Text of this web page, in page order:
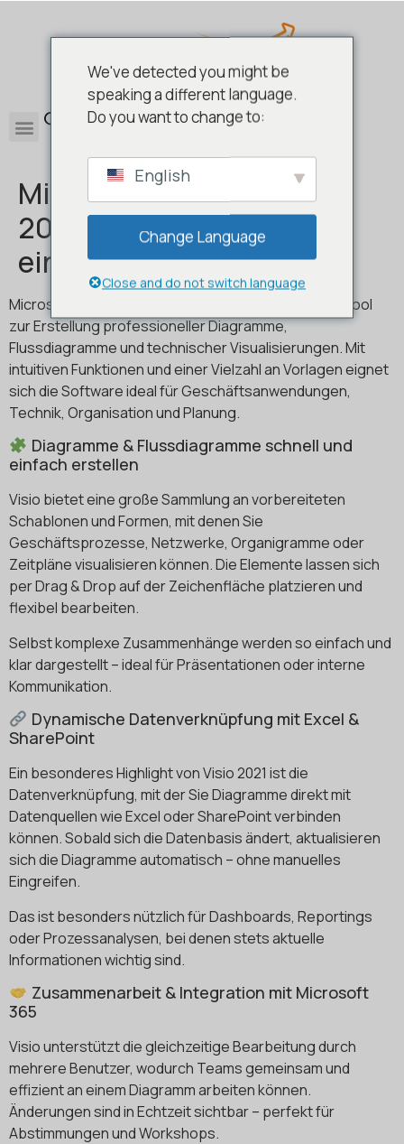
0
Microsoft Visio Standard
2021 – Visuelle Prozesse
einfach erklärt
Microsoft Visio Standard 2021 ist ein umfassendes Tool
zur Erstellung professioneller Diagramme,
Flussdiagramme und technischer Visualisierungen. Mit
intuitiven Funktionen und einer Vielzahl an Vorlagen eignet
sich die Software ideal für Geschäftsanwendungen,
Technik, Organisation und Planung.
Diagramme & Flussdiagramme schnell und
einfach erstellen
Visio bietet eine große Sammlung an vorbereiteten
Schablonen und Formen, mit denen Sie
Geschäftsprozesse, Netzwerke, Organigramme oder
Zeitpläne visualisieren können. Die Elemente lassen sich
per Drag & Drop auf der Zeichenfläche platzieren und
flexibel bearbeiten.
Selbst komplexe Zusammenhänge werden so einfach und
klar dargestellt – ideal für Präsentationen oder interne
Kommunikation.
Dynamische Datenverknüpfung mit Excel &
SharePoint
Ein besonderes Highlight von Visio 2021 ist die
Datenverknüpfung, mit der Sie Diagramme direkt mit
Datenquellen wie Excel oder SharePoint verbinden
können. Sobald sich die Datenbasis ändert, aktualisieren
sich die Diagramme automatisch – ohne manuelles
Eingreifen.
Das ist besonders nützlich für Dashboards, Reportings
oder Prozessanalysen, bei denen stets aktuelle
Informationen wichtig sind.
Zusammenarbeit & Integration mit Microsoft
365
Visio unterstützt die gleichzeitige Bearbeitung durch
mehrere Benutzer, wodurch Teams gemeinsam und
effizient an einem Diagramm arbeiten können.
Änderungen sind in Echtzeit sichtbar – perfekt für
Abstimmungen und Workshops.
We've detected you might be
speaking a different language.
Do you want to change to:
English
Change Language
Close and do not switch language